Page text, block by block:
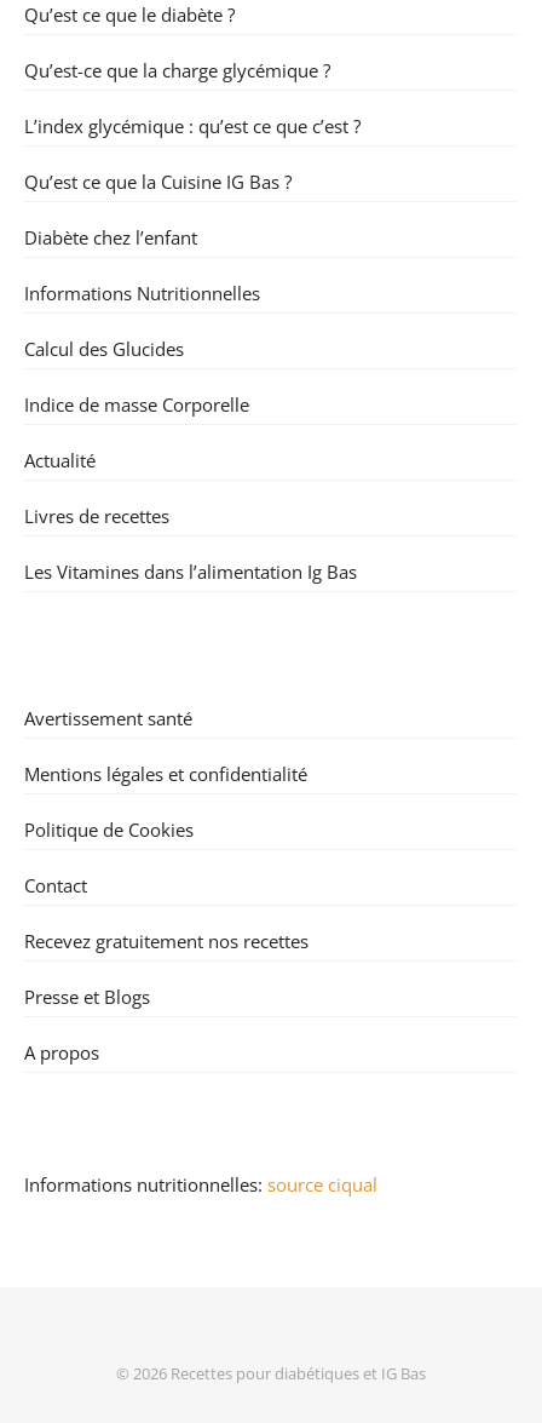
Qu’est ce que le diabète ?
Qu’est-ce que la charge glycémique ?
L’index glycémique : qu’est ce que c’est ?
Qu’est ce que la Cuisine IG Bas ?
Diabète chez l’enfant
Informations Nutritionnelles
Calcul des Glucides
Indice de masse Corporelle
Actualité
Livres de recettes
Les Vitamines dans l’alimentation Ig Bas
Avertissement santé
Mentions légales et confidentialité
Politique de Cookies
Contact
Recevez gratuitement nos recettes
Presse et Blogs
A propos
Informations nutritionnelles: source ciqual
© 2026 Recettes pour diabétiques et IG Bas